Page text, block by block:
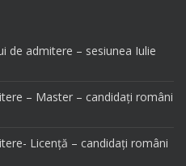
de admitere – sesiunea Iulie
– Master – candidați români
Licență – candidați români